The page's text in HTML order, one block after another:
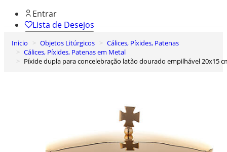
Entrar
Lista de Desejos
0
Carrinho de Compras
Inicio Objetos Litúrgicos
Cálices, Píxides, Patenas
Cálices, Píxides, Patenas em Metal
Píxide dupla para concelebração latão dourado empilhável 20x15